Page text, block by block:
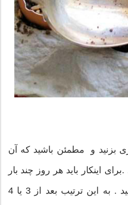
بزنید و مطمئن باشید که آن
اینکار باید هر روز چند بار
روی آن اسپری آب بپاچید . به این ترتیب بعد از 3 یا 4